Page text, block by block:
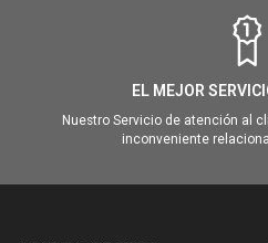
EL MEJOR
Nuestro Servicio de atención al
inconveniente